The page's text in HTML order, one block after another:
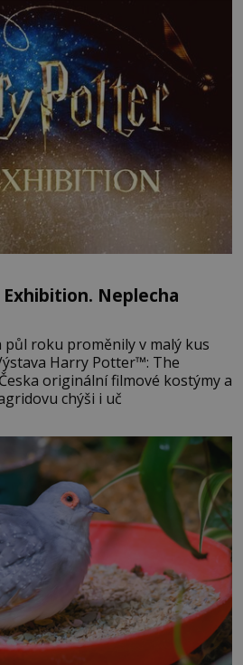
Neplecha
půl roku proměnily v malý kus
Harry Potter™: The
originální filmové kostýmy a
chýši i uč